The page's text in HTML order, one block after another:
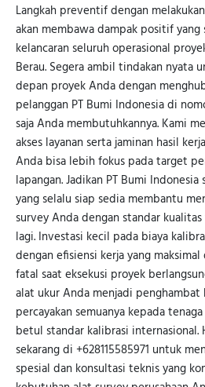
Langkah preventif dengan
akan membawa dampak positif yang
kelancaran seluruh operasional
Berau. Segera ambil tindakan nyata
depan proyek Anda dengan
pelanggan PT Bumi Indonesia di
saja Anda membutuhkannya. Kami
akses layanan serta jaminan hasil
Anda bisa lebih fokus pada target
lapangan. Jadikan PT Bumi
yang selalu siap sedia membantu
survey Anda dengan standar
lagi. Investasi kecil pada biaya
dengan efisiensi kerja yang
fatal saat eksekusi proyek
alat ukur Anda menjadi penghambat
percayakan semuanya kepada
betul standar kalibrasi internasional.
sekarang di +628115585971 untuk
spesial dan konsultasi teknis yang